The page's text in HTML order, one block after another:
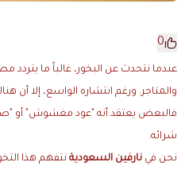
0
عندما نتحدث عن البخور، غالباً ما يتردد
والمتاجر. ورغم انتشاره الواسع، إلا أن
فالبعض يعتقد أنه "عود مغشوش" أو
شرائه.
نحن في نارفين السعودية نتفهم هذا